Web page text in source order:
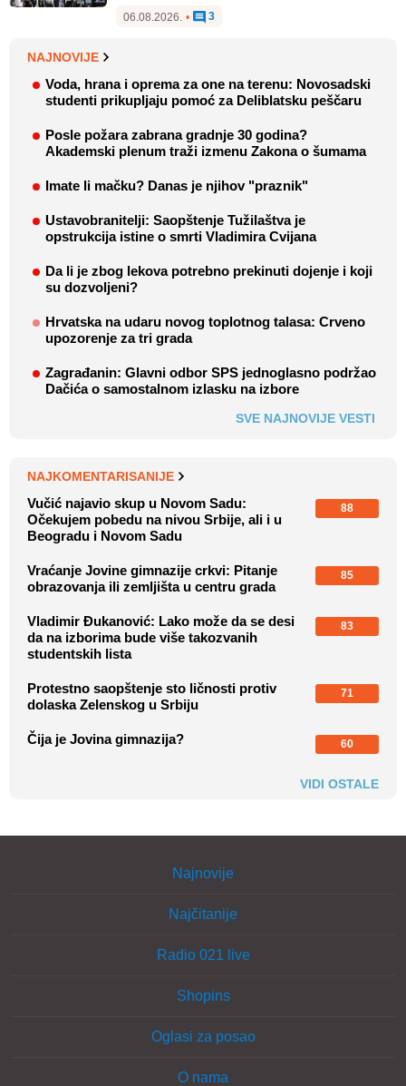
06.08.2026. • 3
NAJNOVIJE
Voda, hrana i oprema za one na terenu: Novosadski
studenti prikupljaju pomoć za Deliblatsku peščaru
Posle požara zabrana gradnje 30 godina?
Akademski plenum traži izmenu Zakona o šumama
Imate li mačku? Danas je njihov "praznik"
Ustavobranitelji: Saopštenje Tužilaštva je
opstrukcija istine o smrti Vladimira Cvijana
Da li je zbog lekova potrebno prekinuti dojenje i koji
su dozvoljeni?
Hrvatska na udaru novog toplotnog talasa: Crveno
upozorenje za tri grada
Zagrađanin: Glavni odbor SPS jednoglasno podržao
Dačića o samostalnom izlasku na izbore
SVE NAJNOVIJE VESTI
NAJKOMENTARISANIJE
Vučić najavio skup u Novom Sadu:
Očekujem pobedu na nivou Srbije, ali i u
Beogradu i Novom Sadu
88
Vraćanje Jovine gimnazije crkvi: Pitanje
obrazovanja ili zemljišta u centru grada
85
Vladimir Đukanović: Lako može da se desi
da na izborima bude više takozvanih
studentskih lista
83
Protestno saopštenje sto ličnosti protiv
dolaska Zelenskog u Srbiju
71
Čija je Jovina gimnazija? 60
VIDI OSTALE
Najnovije
Najčitanije
Radio 021 live
Shopins
Oglasi za posao
O nama